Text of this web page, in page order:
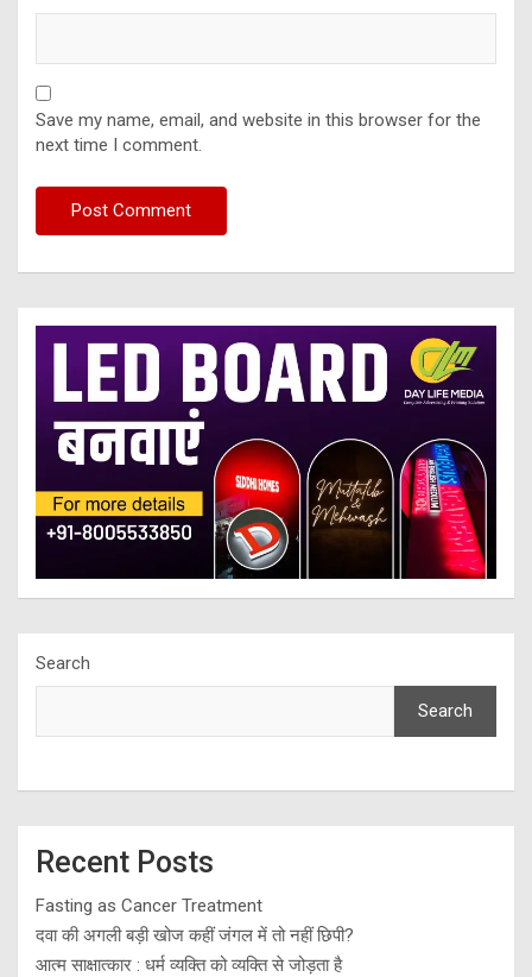
Save my name, email, and website in this browser for the
next time I comment.
Search
Search
Recent Posts
Fasting as Cancer Treatment
दवा की अगली बड़ी खोज कहीं जंगल में तो नहीं छिपी?
आत्म साक्षात्कार : धर्म व्यक्ति को व्यक्ति से जोड़ता है